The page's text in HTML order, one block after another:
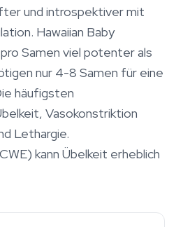
und introspektiver mit
Hawaiian Baby
Samen viel potenter als
nur 4-8 Samen für eine
häufigsten
Vasokonstriktion
Lethargie.
kann Übelkeit erheblich